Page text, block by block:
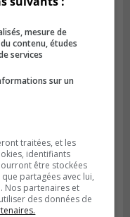
plus cher
mesure de
contenu, études
services
sur un
traitées, et les
identifiants
être stockées
partagées avec lui,
Nos partenaires et
des données de